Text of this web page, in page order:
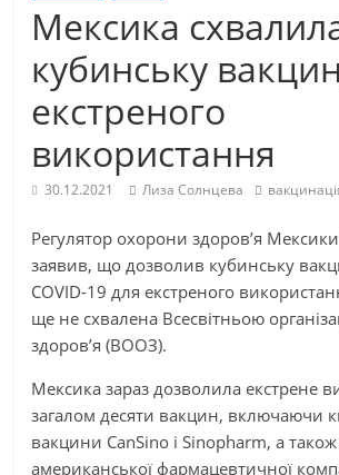
Мексика
кубинську
екстреного
використання
30.12.2021 Лиза Солнцева
Регулятор охорони здоров’я
заявив, що дозволив кубинську
COVID-19 для екстреного
ще не схвалена Всесвітньою
здоров’я (ВООЗ).
Мексика зараз дозволила екстрене
загалом десяти вакцин, включаючи
вакцини CanSino і Sinopharm, а
американської фармацевтичної